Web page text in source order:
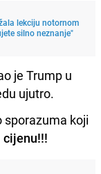
lekciju notornom
silno neznanje"
je Trump u
ujutro.
sporazuma koji